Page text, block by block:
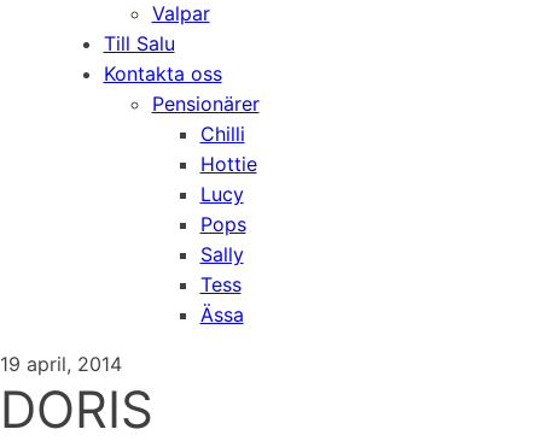
Valpar
Till Salu
Kontakta oss
Pensionärer
Chilli
Hottie
Lucy
Pops
Sally
Tess
Ässa
19 april, 2014
DORIS